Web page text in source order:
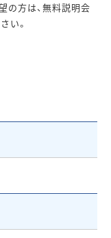
の方は、無料説明会
い。